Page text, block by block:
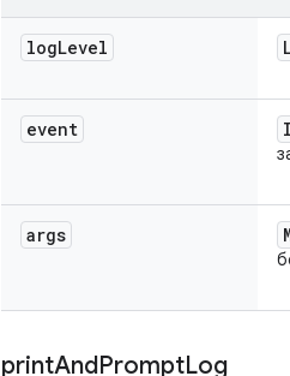
logLevel
event
args
printAndPromptLog